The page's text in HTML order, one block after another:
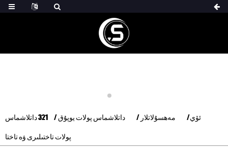
ئۆي مەھسۇلاتلار داتلاشماس پولات يوپۇق 321 داتلاشماس
پولات تاختىلىرى ۋە تاختا